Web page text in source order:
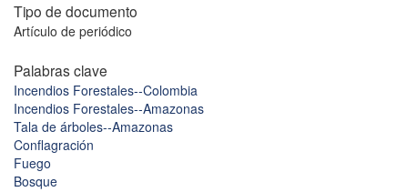
Tipo de documento
Artículo de periódico
Palabras clave
Incendios Forestales--Colombia
Incendios Forestales--Amazonas
Tala de árboles--Amazonas
Conflagración
Fuego
Bosque